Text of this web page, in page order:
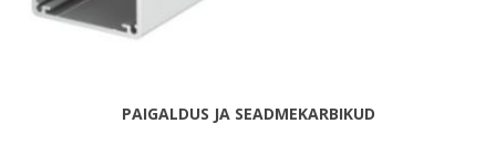
PAIGALDUS JA SEADMEKARBIKUD